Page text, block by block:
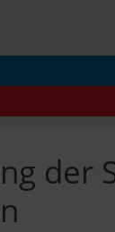
der